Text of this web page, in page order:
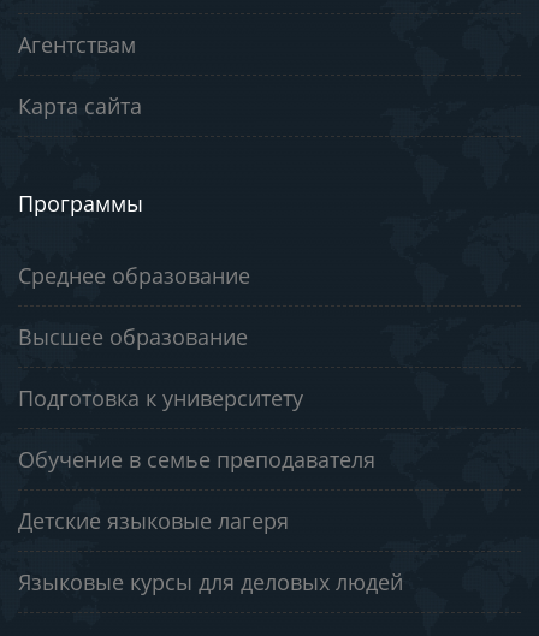
Агентствам
Карта сайта
Программы
Среднее образование
Высшее образование
Подготовка к университету
Обучение в семье преподавателя
Детские языковые лагеря
Языковые курсы для деловых людей